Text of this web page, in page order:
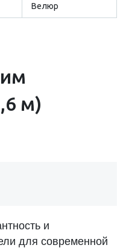
Велюр
м)
и
для современной